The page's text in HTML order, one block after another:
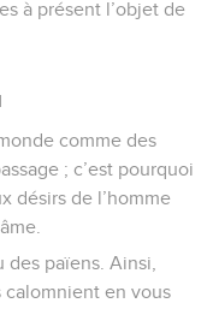
à présent l’objet de
comme des
; c’est pourquoi
désirs de l’homme
païens. Ainsi,
calomnient en vous